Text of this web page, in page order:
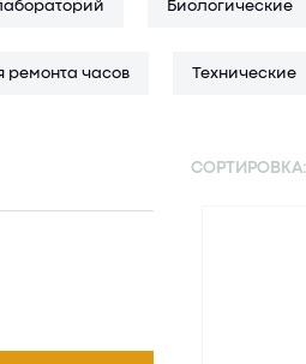
в подборе подходящего
Биологические
ремонта часов Технические
СОРТИРОВКА: